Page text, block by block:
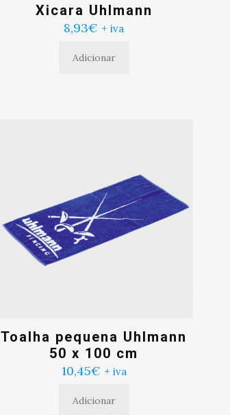
Xicara Uhlmann
8,93€ + iva
Adicionar
Toalha pequena Uhlmann
50 x 100 cm
10,45€ + iva
Adicionar